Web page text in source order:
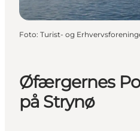
Øfærgernes
på Strynø
Foto: Turist- og